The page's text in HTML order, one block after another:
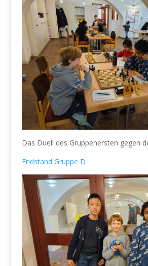
Das Duell des Gruppenersten gegen
Endstand Gruppe D